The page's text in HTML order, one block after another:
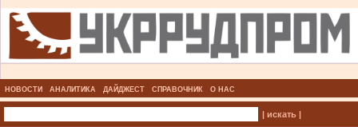
НОВОСТИ АНАЛИТИКА ДАЙДЖЕСТ СПРАВОЧНИК О НАС
| искать |